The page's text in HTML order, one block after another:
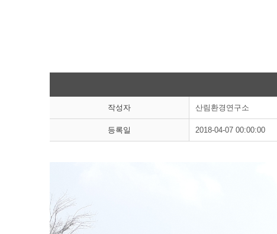
작성자 산림환경연구소
등록일 2018-04-07 00:00:00